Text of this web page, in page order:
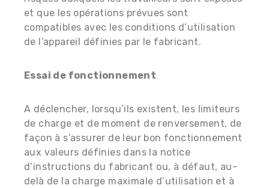
et que les opérations prévues sont
compatibles avec les conditions d’utilisation
de l’appareil définies par le fabricant.
Essai de fonctionnement
A déclencher, lorsqu’ils existent, les limiteurs
de charge et de moment de renversement, de
façon à s’assurer de leur bon fonctionnement
aux valeurs définies dans la notice
d’instructions du fabricant ou, à défaut, au-
delà de la charge maximale d’utilisation et à